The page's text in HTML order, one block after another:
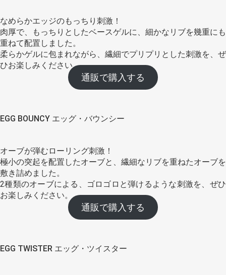
なめらかエッジのもっちり刺激！
肉厚で、もっちりとしたベースゲルに、細かなリブを幾重にも
重ねて配置しました。
柔らかゲルに包まれながら、繊細でプリプリとした刺激を、ぜ
ひお楽しみください。
通販で購入する
EGG BOUNCY エッグ・バウンシー
オーブが弾むローリング刺激！
極小の突起を配置したオーブと、繊細なリブを重ねたオーブを
敷き詰めました。
2種類のオーブによる、ゴロゴロと弾けるような刺激を、ぜひ
お楽しみください。
通販で購入する
EGG TWISTER エッグ・ツイスター